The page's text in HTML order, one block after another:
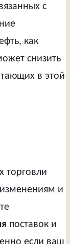
с
как
снизить
в этой
торговли
и
поставок и
если ваш